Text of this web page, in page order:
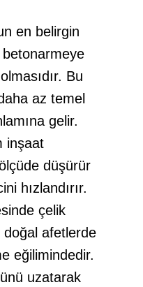
en belirgin
betonarmeye
Bu
az temel
gelir.
inşaat
düşürür
hızlandırır.
çelik
afetlerde
eğilimindedir.
uzatarak